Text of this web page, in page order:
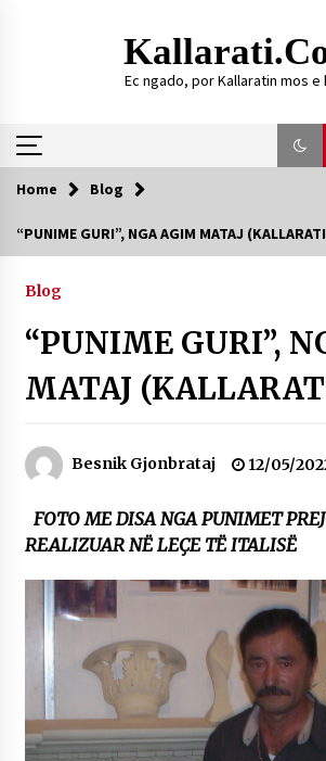
Ec ngado, por Kallaratin mos e
Te rejat
SHOQATËS “KALLARATI”
Gazeta Kallarati nr. 118
07/07/2026
06/06/2026
ZHVILLUA EDICIONI I TRETË I PIKNIKU
PRANVEROR
Gazeta Kallarati nr. 117
Gazeta Kallarati nr. 116
28/01/2026
Mbi kockat e martirëve ngrihet Atdheu
Home Blog
“PUNIME GURI”, NGA AGIM MATAJ
Blog
“PUNIME GURI”,
MATAJ
Besnik Gjonbrataj 12/05/
FOTO ME DISA NGA PUNIMET
REALIZUAR NË LEÇE TË ITALISË